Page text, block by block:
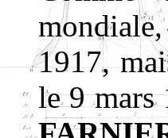
1917,
le 9 mars